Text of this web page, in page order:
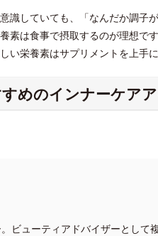
識していても、「なんだか調子
素は食事で摂取するのが理想で
い栄養素はサプリメントを上手
めのインナーケア
ビューティアドバイザーとして